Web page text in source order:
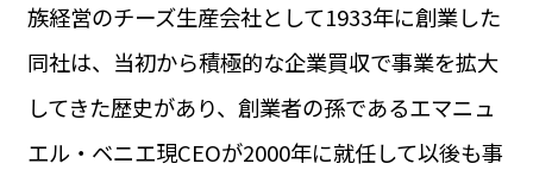
#フランスの教育制度
#アプリ
#いざという時に
#カルカッソンヌ Carcassonne
#サステナブル
#フランス生活
#レシピ #ビューティー
#コスメ
#アルザス地方
#フランスの地方 #フロマージュ
#おでかけ
族経営のチーズ生産会社として1933年に創業した
同社は、当初から積極的な企業買収で事業を拡大
してきた歴史があり、創業者の孫であるエマニュ
エル・ベニエ現CEOが2000年に就任して以後も事